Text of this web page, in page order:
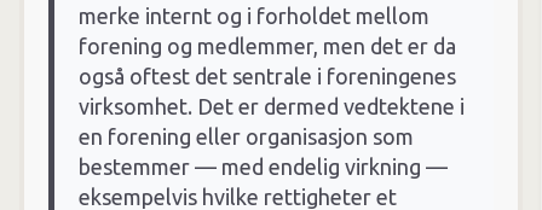
merke internt og i forholdet mellom
forening og medlemmer, men det er da
også oftest det sentrale i foreningenes
virksomhet. Det er dermed vedtektene i
en forening eller organisasjon som
bestemmer — med endelig virkning —
eksempelvis hvilke rettigheter et